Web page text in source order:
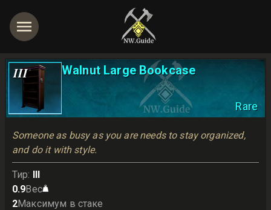
III Walnut Large Bookcase
Rare
Someone as busy as you are needs to stay organized,
and do it with style.
Тир: III
0.9Вес
2Максимум в стаке